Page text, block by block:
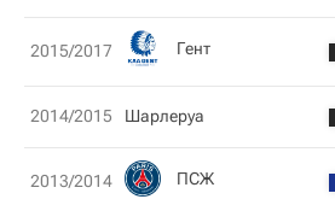
2015/2017 Гент
2014/2015 Шарлеруа
2013/2014 ПСЖ